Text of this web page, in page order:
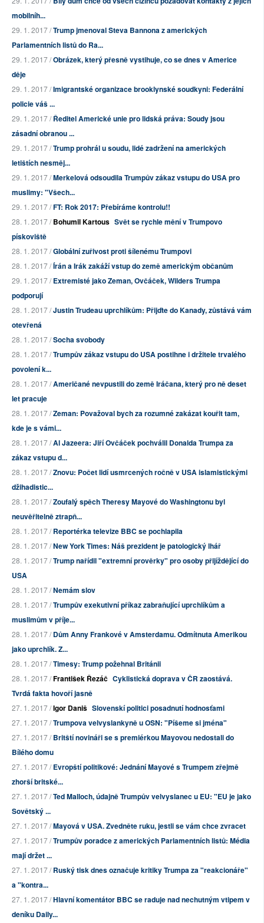
mobilníh...
29. 1. 2017 /Trump jmenoval Steva Bannona z amerických
Parlamentních listů do Ra...
29. 1. 2017 /Obrázek, který přesně vystihuje, co se dnes v Americe
děje
29. 1. 2017 /Imigrantské organizace brooklynské soudkyni: Federální
policie váš ...
29. 1. 2017 /Ředitel Americké unie pro lidská práva: Soudy jsou
zásadní obranou ...
29. 1. 2017 /Trump prohrál u soudu, lidé zadržení na amerických
letištích nesměj...
29. 1. 2017 /Merkelová odsoudila Trumpův zákaz vstupu do USA pro
muslimy: "Všech...
29. 1. 2017 /FT: Rok 2017: Přebíráme kontrolu!!
28. 1. 2017 /Bohumil Kartous Svět se rychle mění v Trumpovo
pískoviště
28. 1. 2017 /Globální zuřivost proti šílenému Trumpovi
28. 1. 2017 /Írán a Irák zakáží vstup do země americkým občanům
29. 1. 2017 /Extremisté jako Zeman, Ovčáček, Wilders Trumpa
podporují
28. 1. 2017 /Justin Trudeau uprchlíkům: Přijďte do Kanady, zůstává vám
otevřená
28. 1. 2017 /Socha svobody
28. 1. 2017 /Trumpův zákaz vstupu do USA postihne i držitele trvalého
povolení k...
28. 1. 2017 /Američané nevpustili do země Iráčana, který pro ně deset
let pracuje
28. 1. 2017 /Zeman: Považoval bych za rozumné zakázat kouřit tam,
kde je s vámi...
28. 1. 2017 /Al Jazeera: Jiří Ovčáček pochválil Donalda Trumpa za
zákaz vstupu d...
28. 1. 2017 /Znovu: Počet lidí usmrcených ročně v USA islamistickými
džihadistic...
28. 1. 2017 /Zoufalý spěch Theresy Mayové do Washingtonu byl
neuvěřitelně ztrapň...
28. 1. 2017 /Reportérka televize BBC se pochlapila
28. 1. 2017 /New York Times: Náš prezident je patologický lhář
28. 1. 2017 /Trump nařídil "extremní prověrky" pro osoby přijíždějící do
USA
28. 1. 2017 /Nemám slov
28. 1. 2017 /Trumpův exekutivní příkaz zabraňující uprchlíkům a
muslimům v příje...
28. 1. 2017 /Dům Anny Frankové v Amsterdamu. Odmítnuta Amerikou
jako uprchlík. Z...
28. 1. 2017 /Timesy: Trump požehnal Británii
28. 1. 2017 /František Řezáč Cyklistická doprava v ČR zaostává.
Tvrdá fakta hovoří jasně
27. 1. 2017 /Igor Daniš Slovenskí politici posadnutí hodnosťami
27. 1. 2017 /Trumpova velvyslankyně u OSN: "Píšeme si jména"
27. 1. 2017 /Britští novináři se s premiérkou Mayovou nedostali do
Bílého domu
27. 1. 2017 /Evropští politikové: Jednání Mayové s Trumpem zřejmě
zhorší britské...
27. 1. 2017 /Ted Malloch, údajně Trumpův velvyslanec u EU: "EU je jako
Sovětský ...
27. 1. 2017 /Mayová v USA. Zvedněte ruku, jestli se vám chce zvracet
27. 1. 2017 /Trumpův poradce z amerických Parlamentních listů: Média
mají držet ...
27. 1. 2017 /Ruský tisk dnes označuje kritiky Trumpa za "reakcionáře"
a "kontra...
27. 1. 2017 /Hlavní komentátor BBC se raduje nad nechutným vtipem v
deníku Daily...